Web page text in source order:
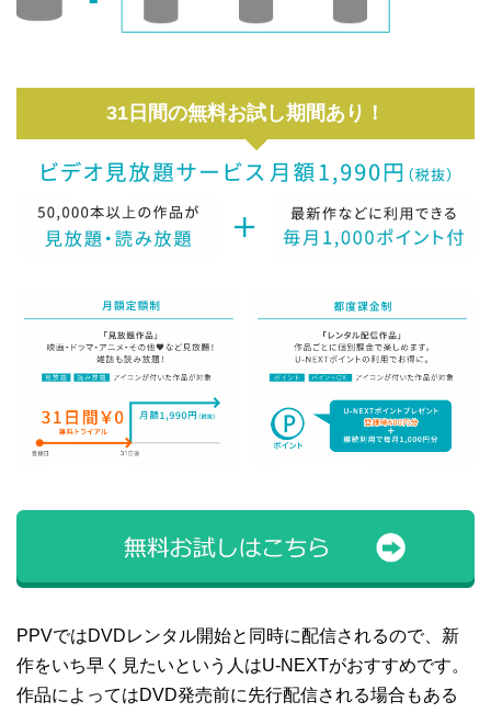
31日間の無料お試し期間あり！
PPVではDVDレンタル開始と同時に配信されるので、新
作をいち早く見たいという人はU-NEXTがおすすめです。
作品によってはDVD発売前に先行配信される場合もある